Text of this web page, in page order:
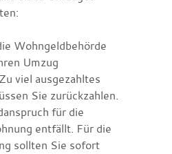
Wohngeldbehörde
Umzug
viel ausgezahltes
Sie zurückzahlen.
für die
entfällt. Für die
sollten Sie sofort